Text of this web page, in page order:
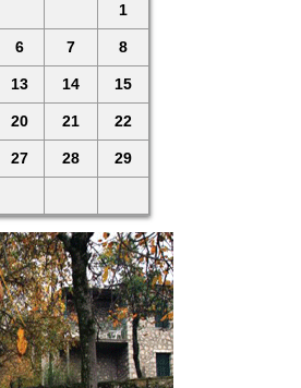
1
6 7 8
13 14 15
20 21 22
27 28 29